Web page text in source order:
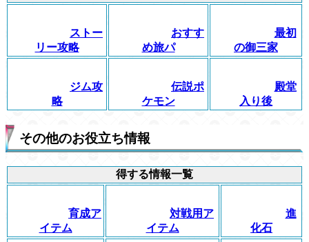
ストー
リー攻略
おすす
め旅パ
最初
の御三家
ジム攻
略
伝説ポ
ケモン
殿堂
入り後
その他のお役立ち情報
得する情報一覧
育成ア
イテム
対戦用ア
イテム
進
化石